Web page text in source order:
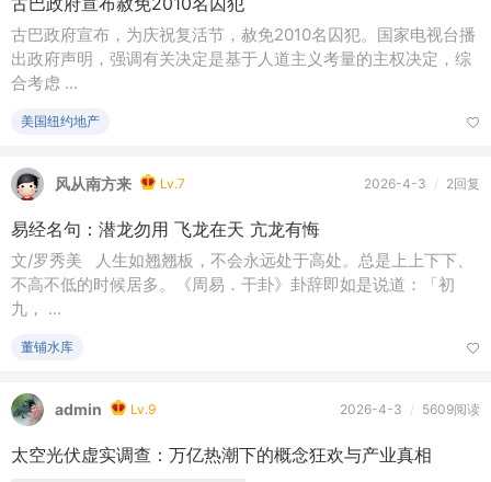
古巴政府宣布，为庆祝复活节，赦免2010名囚犯。国家电视台播
出政府声明，强调有关决定是基于人道主义考量的主权决定，综
合考虑 ...
美国纽约地产
风从南方来 Lv.7 2026-4-3 / 2回复
易经名句：潜龙勿用 飞龙在天 亢龙有悔
文/罗秀美 人生如翘翘板，不会永远处于高处。总是上上下下、
不高不低的时候居多。《周易．干卦》卦辞即如是说道：「初
九， ...
董铺水库
admin Lv.9 2026-4-3 / 5609阅读
太空光伏虚实调查：万亿热潮下的概念狂欢与产业真相